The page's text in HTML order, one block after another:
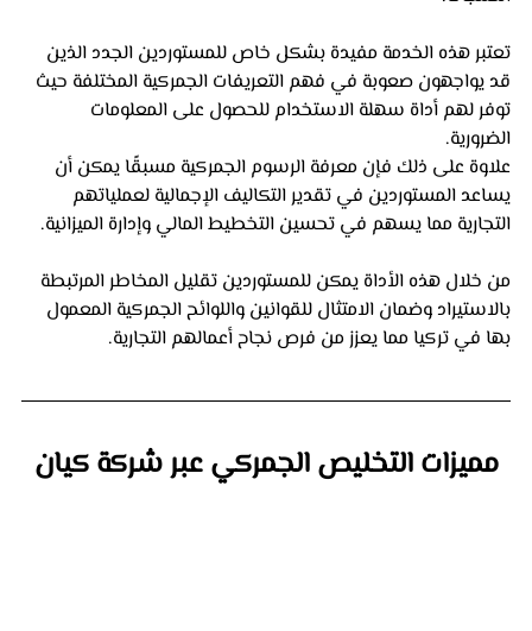
تعتبر هذه الخدمة مفيدة بشكل خاص للمستوردين الجدد الذين
قد يواجهون صعوبة في فهم التعريفات الجمركية المختلفة حيث
توفر لهم أداة سهلة الاستخدام للحصول على المعلومات
الضرورية.
علاوة على ذلك فإن معرفة الرسوم الجمركية مسبقًا يمكن أن
يساعد المستوردين في تقدير التكاليف الإجمالية لعملياتهم
التجارية مما يسهم في تحسين التخطيط المالي وإدارة الميزانية.
من خلال هذه الأداة يمكن للمستوردين تقليل المخاطر المرتبطة
بالاستيراد وضمان الامتثال للقوانين واللوائح الجمركية المعمول
بها في تركيا مما يعزز من فرص نجاح أعمالهم التجارية.
مميزات التخليص الجمركي عبر شركة كيان